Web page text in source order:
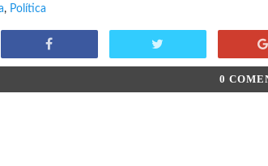
, Política
0